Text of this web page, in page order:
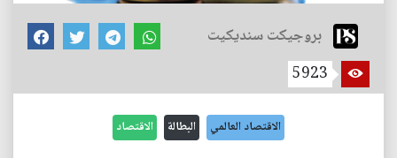
بروجيكت سنديكيت
5923
الاقتصاد العالمي البطالة الاقتصاد